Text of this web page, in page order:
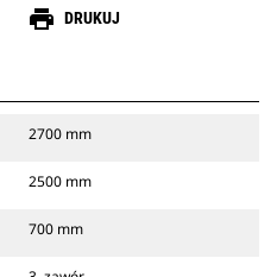
print DRUKUJ
2700 mm
2500 mm
700 mm